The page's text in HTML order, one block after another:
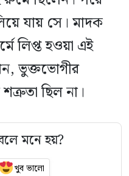
যায় সে। মাদক
লিপ্ত হওয়া এই
ভুক্তভোগীর
ছিল না।
মনে হয়?
খুব ভালো